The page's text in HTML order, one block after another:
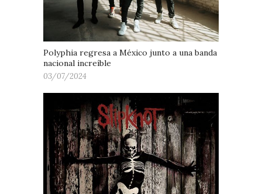
Polyphia regresa a México junto a una banda
nacional increíble
03/07/2024